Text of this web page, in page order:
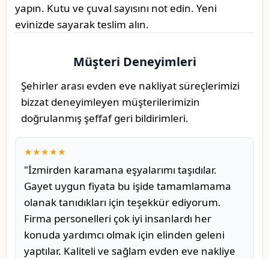
yapın. Kutu ve çuval sayısını not edin. Yeni
evinizde sayarak teslim alın.
Müşteri Deneyimleri
Şehirler arası evden eve nakliyat süreçlerimizi
bizzat deneyimleyen müşterilerimizin
doğrulanmış şeffaf geri bildirimleri.
★★★★★
"İzmirden karamana eşyalarımı taşıdılar.
Gayet uygun fiyata bu işide tamamlamama
olanak tanıdıkları için teşekkür ediyorum.
Firma personelleri çok iyi insanlardı her
konuda yardımcı olmak için elinden geleni
yaptılar. Kaliteli ve sağlam evden eve nakliye